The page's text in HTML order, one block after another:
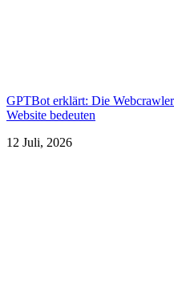
GPTBot erklärt: Die
Website bedeuten
12 Juli, 2026